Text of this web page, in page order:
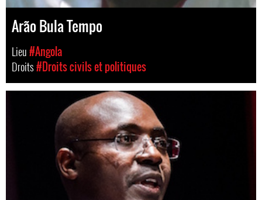
Arão Bula Tempo
Lieu#Angola
Droits#Droits civils et politiques